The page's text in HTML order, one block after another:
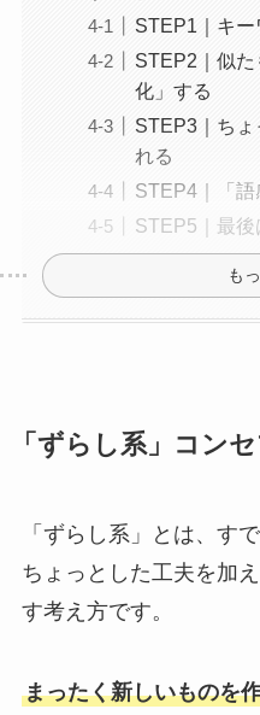
STEP1｜キー
STEP2｜似
化」する
STEP3｜ちょ
れる
STEP4｜「語
STEP5｜最
も
「ずらし系」コン
「ずらし系」とは、す
ちょっとした工夫を加
す考え方です。
まったく新しいものを